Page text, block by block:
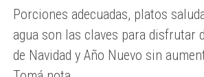
Porciones adecuadas, platos
agua son las claves para disfrutar
de Navidad y Año Nuevo sin